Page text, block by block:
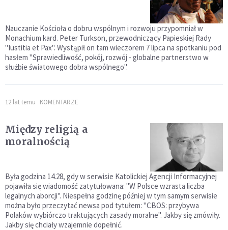
Nauczanie Kościoła o dobru wspólnym i rozwoju przypomniał w
Monachium kard. Peter Turkson, przewodniczący Papieskiej Rady
"Iustitia et Pax". Wystąpił on tam wieczorem 7 lipca na spotkaniu pod
hasłem "Sprawiedliwość, pokój, rozwój - globalne partnerstwo w
służbie światowego dobra wspólnego".
12 lat temu KOMENTARZE
Między religią a
moralnością
Była godzina 14.28, gdy w serwisie Katolickiej Agencji Informacyjnej
pojawiła się wiadomość zatytułowana: "W Polsce wzrasta liczba
legalnych aborcji". Niespełna godzinę później w tym samym serwisie
można było przeczytać newsa pod tytułem: "CBOS: przybywa
Polaków wybiórczo traktujących zasady moralne". Jakby się zmówiły.
Jakby się chciały wzajemnie dopełnić.